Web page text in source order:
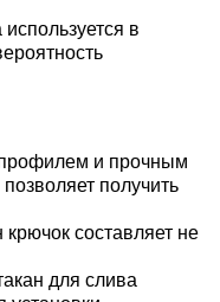
в
и прочным
получить
составляет не
для слива